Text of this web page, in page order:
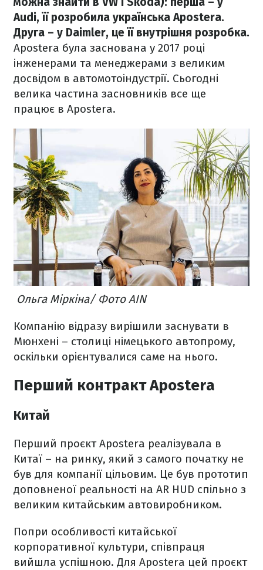
Audi, її розробила українська Apostera.
Друга – у Daimler, це її внутрішня розробка.
Apostera була заснована у 2017 році
інженерами та менеджерами з великим
досвідом в автомотоіндустрії. Сьогодні
велика частина засновників все ще
працює в Apostera.
Ольга Міркіна/ Фото AIN
Компанію відразу вирішили заснувати в
Мюнхені – столиці німецького автопрому,
оскільки орієнтувалися саме на нього.
Перший контракт Apostera
Китай
Перший проєкт Apostera реалізувала в
Китаї – на ринку, який з самого початку не
був для компанії цільовим. Це був прототип
доповненої реальності на AR HUD спільно з
великим китайським автовиробником.
Попри особливості китайської
корпоративної культури, співпраця
вийшла успішною. Для Apostera цей проєкт